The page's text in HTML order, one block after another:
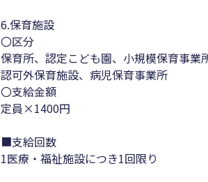
6.保育施設
〇区分
保育所、認定こども園、小規模保育事業
認可外保育施設、病児保育事業所
〇支給金額
定員×1400円
■支給回数
1医療・福祉施設につき1回限り